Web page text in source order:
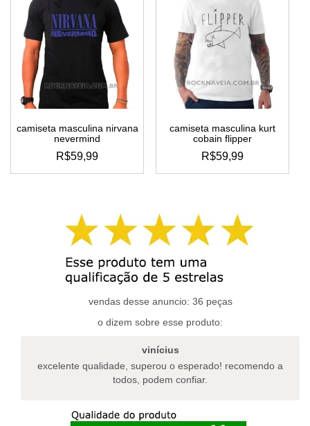
variantes.
as
opções
podem
escolhidas
na
produto
variantes.
as
opções
podem
escolhidas
página
produto
camiseta masculina nirvana
nevermind
R$59,99
este
várias
variantes.
as
opções
podem
escolhidas
página
camiseta masculina kurt
cobain flipper
R$59,99
este
várias
variantes.
as
podem
escolhidas
página
vendas desse anuncio: 36 peças
o dizem sobre esse produto:
vinícius
excelente qualidade, superou o esperado! recomendo a
todos, podem confiar.